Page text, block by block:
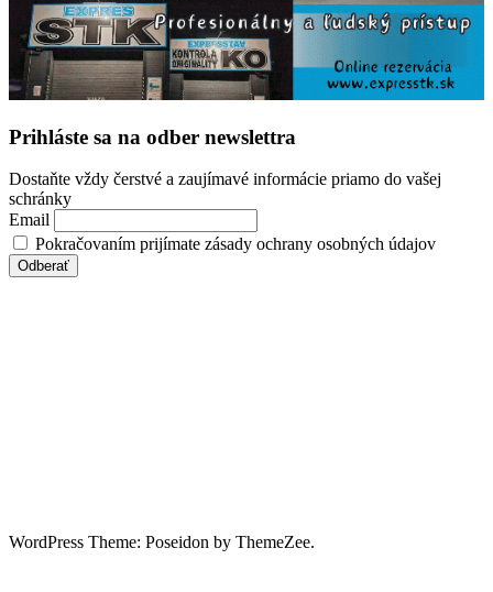
Prihláste sa na odber newslettra
Dostaňte vždy čerstvé a zaujímavé informácie priamo do vašej
schránky
Email
Pokračovaním prijímate zásady ochrany osobných údajov
WordPress Theme: Poseidon by ThemeZee.